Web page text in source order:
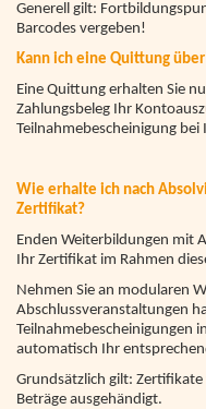
Generell gilt:
Barcodes vergeben!
Kann ich eine Quittung
Eine Quittung erhalten Sie
Zahlungsbeleg Ihr
Teilnahmebescheinigung
Wie erhalte ich nach
Zertifikat?
Enden Weiterbildungen mit
Ihr Zertifikat im Rahmen
Nehmen Sie an modularen
Abschlussveranstaltungen
Teilnahmebescheinigungen
automatisch Ihr
Grundsätzlich gilt:
Beträge ausgehändigt.